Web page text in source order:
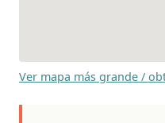
Ver mapa más grande /